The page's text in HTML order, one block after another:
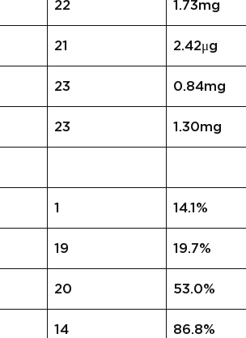
22 1.73mg
21 2.42μg
23 0.84mg
23 1.30mg
1 14.1%
19 19.7%
20 53.0%
14 86.8%